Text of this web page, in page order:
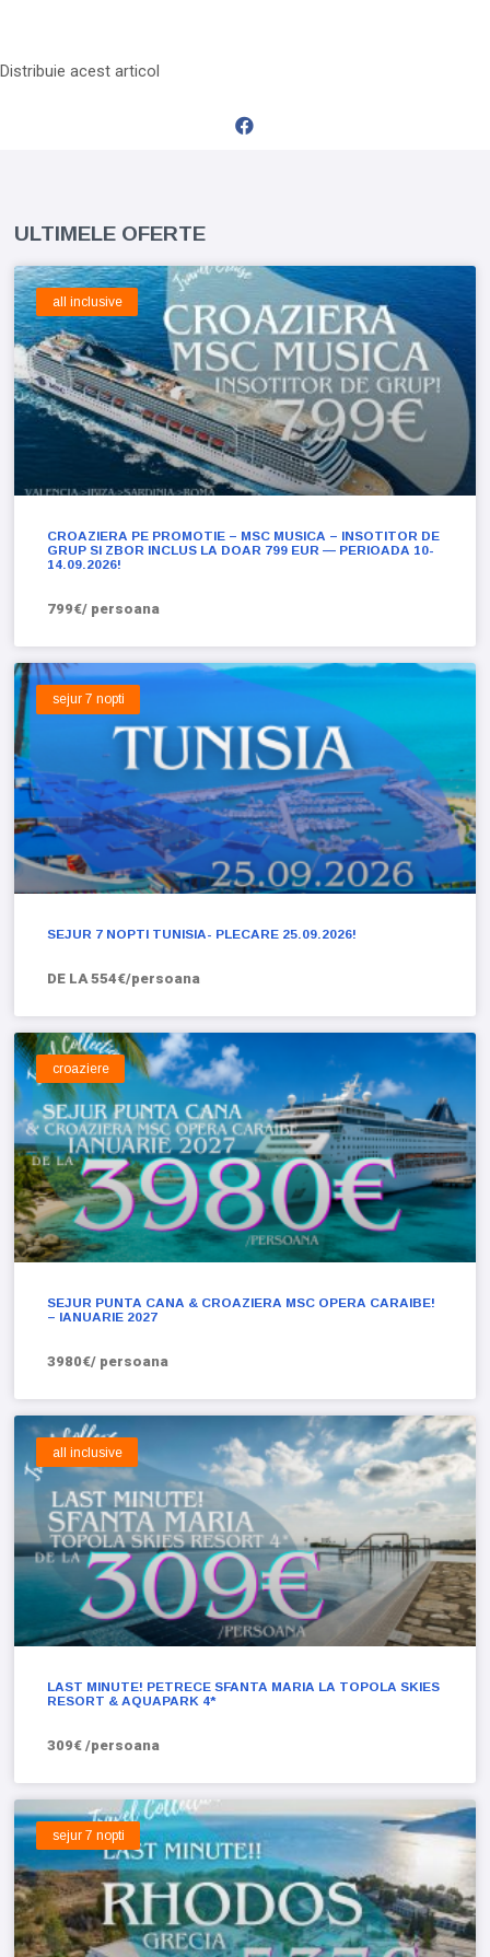
Distribuie acest articol
ULTIMELE OFERTE
all inclusive
CROAZIERA PE PROMOTIE – MSC MUSICA – INSOTITOR DE
GRUP SI ZBOR INCLUS LA DOAR 799 EUR — PERIOADA 10-
14.09.2026!
799€/ persoana
sejur 7 nopti
SEJUR 7 NOPTI TUNISIA- PLECARE 25.09.2026!
DE LA 554€/persoana
croaziere
SEJUR PUNTA CANA & CROAZIERA MSC OPERA CARAIBE!
– IANUARIE 2027
3980€/ persoana
all inclusive
LAST MINUTE! PETRECE SFANTA MARIA LA TOPOLA SKIES
RESORT & AQUAPARK 4*
309€ /persoana
sejur 7 nopti